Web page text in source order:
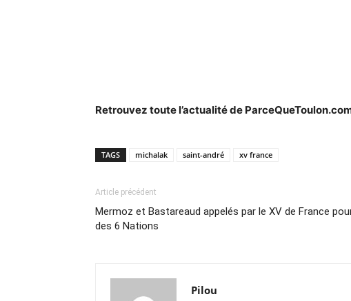
Retrouvez toute l’actualité de
TAGS michalak saint-andré xv france
Article précédent
Mermoz et Bastareaud appelés par le XV de France
des 6 Nations
Pilou